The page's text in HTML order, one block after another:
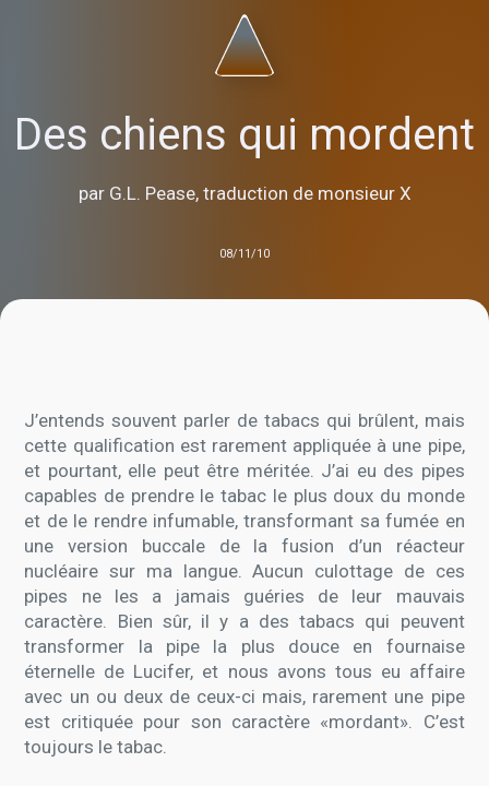
Des chiens qui mordent
par G.L. Pease, traduction de monsieur X
08/11/10
J’entends souvent parler de tabacs qui brûlent, mais
cette qualification est rarement appliquée à une pipe,
et pourtant, elle peut être méritée. J’ai eu des pipes
capables de prendre le tabac le plus doux du monde
et de le rendre infumable, transformant sa fumée en
une version buccale de la fusion d’un réacteur
nucléaire sur ma langue. Aucun culottage de ces
pipes ne les a jamais guéries de leur mauvais
caractère. Bien sûr, il y a des tabacs qui peuvent
transformer la pipe la plus douce en fournaise
éternelle de Lucifer, et nous avons tous eu affaire
avec un ou deux de ceux-ci mais, rarement une pipe
est critiquée pour son caractère «mordant». C’est
toujours le tabac.